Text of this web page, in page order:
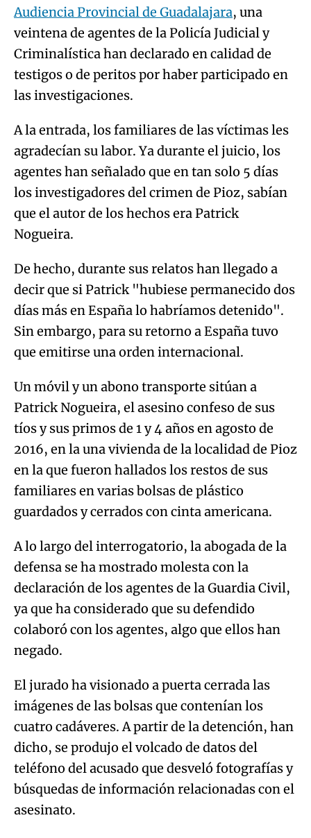
Audiencia Provincial de Guadalajara, una
veintena de agentes de la Policía Judicial y
Criminalística han declarado en calidad de
testigos o de peritos por haber participado en
las investigaciones.
A la entrada, los familiares de las víctimas les
agradecían su labor. Ya durante el juicio, los
agentes han señalado que en tan solo 5 días
los investigadores del crimen de Pioz, sabían
que el autor de los hechos era Patrick
Nogueira.
De hecho, durante sus relatos han llegado a
decir que si Patrick "hubiese permanecido dos
días más en España lo habríamos detenido".
Sin embargo, para su retorno a España tuvo
que emitirse una orden internacional.
Un móvil y un abono transporte sitúan a
Patrick Nogueira, el asesino confeso de sus
tíos y sus primos de 1 y 4 años en agosto de
2016, en la una vivienda de la localidad de Pioz
en la que fueron hallados los restos de sus
familiares en varias bolsas de plástico
guardados y cerrados con cinta americana.
A lo largo del interrogatorio, la abogada de la
defensa se ha mostrado molesta con la
declaración de los agentes de la Guardia Civil,
ya que ha considerado que su defendido
colaboró con los agentes, algo que ellos han
negado.
El jurado ha visionado a puerta cerrada las
imágenes de las bolsas que contenían los
cuatro cadáveres. A partir de la detención, han
dicho, se produjo el volcado de datos del
teléfono del acusado que desveló fotografías y
búsquedas de información relacionadas con el
asesinato.